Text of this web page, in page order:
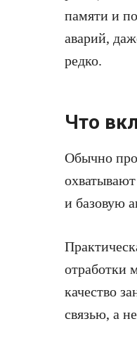
памяти и
аварий,
редко.
Что
Обычно
и базовую
отработки
качество
связью, а